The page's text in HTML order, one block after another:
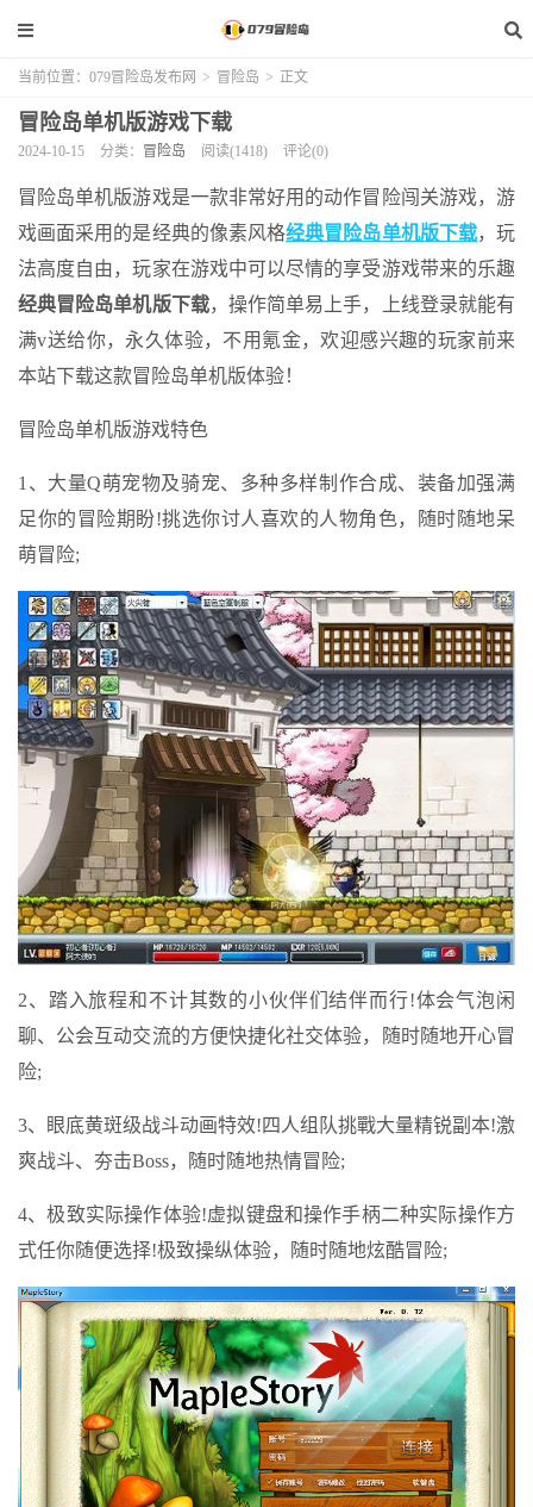
当前位置： 079冒险岛发布网 > 冒险岛 > 正文
冒险岛单机版游戏下载
2024-10-15 分类： 冒险岛 阅读(1418) 评论(0)
冒险岛单机版游戏是一款非常好用的动作冒险闯关游戏，游
戏画面采用的是经典的像素风格经典冒险岛单机版下载，玩
法高度自由，玩家在游戏中可以尽情的享受游戏带来的乐趣
经典冒险岛单机版下载，操作简单易上手，上线登录就能有
满v送给你，永久体验，不用氪金，欢迎感兴趣的玩家前来
本站下载这款冒险岛单机版体验！
冒险岛单机版游戏特色
1、大量Q萌宠物及骑宠、多种多样制作合成、装备加强满
足你的冒险期盼!挑选你讨人喜欢的人物角色，随时随地呆
萌冒险;
2、踏入旅程和不计其数的小伙伴们结伴而行!体会气泡闲
聊、公会互动交流的方便快捷化社交体验，随时随地开心冒
险;
3、眼底黄斑级战斗动画特效!四人组队挑戰大量精锐副本!激
爽战斗、夯击Boss，随时随地热情冒险;
4、极致实际操作体验!虚拟键盘和操作手柄二种实际操作方
式任你随便选择!极致操纵体验，随时随地炫酷冒险;